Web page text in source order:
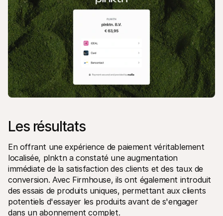
Les résultats
En offrant une expérience de paiement véritablement
localisée, plnktn a constaté une augmentation
immédiate de la satisfaction des clients et des taux de
conversion. Avec Firmhouse, ils ont également introduit
des essais de produits uniques, permettant aux clients
potentiels d'essayer les produits avant de s'engager
dans un abonnement complet.